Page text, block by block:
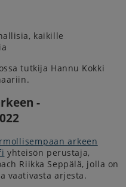
kaikille
tutkija Hannu Kokki
-
arkeen
yhteisön perustaja,
Riikka Seppälä, jolla on
vaativasta arjesta.